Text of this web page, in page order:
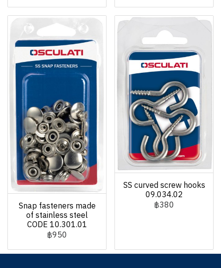
Snap fasteners made
of stainless steel
CODE 10.301.01
฿950
SS curved screw hooks
09.034.02
฿380